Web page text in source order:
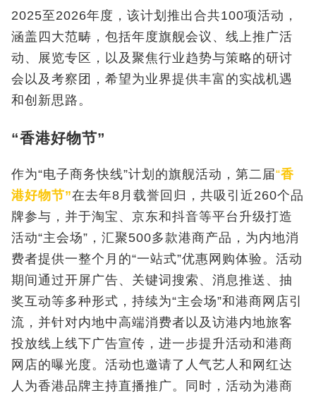
2025至2026年度，该计划推出合共100项活动，
涵盖四大范畴，包括年度旗舰会议、线上推广活
动、展览专区，以及聚焦行业趋势与策略的研讨
会以及考察团，希望为业界提供丰富的实战机遇
和创新思路。
“香港好物节”
作为“电子商务快线”计划的旗舰活动，第二届“香
港好物节”在去年8月载誉回归，共吸引近260个品
牌参与，并于淘宝、京东和抖音等平台升级打造
活动“主会场”，汇聚500多款港商产品，为内地消
费者提供一整个月的“一站式”优惠网购体验。活动
期间通过开屏广告、关键词搜索、消息推送、抽
奖互动等多种形式，持续为“主会场”和港商网店引
流，并针对内地中高端消费者以及访港内地旅客
投放线上线下广告宣传，进一步提升活动和港商
网店的曝光度。活动也邀请了人气艺人和网红达
人为香港品牌主持直播推广。同时，活动为港商